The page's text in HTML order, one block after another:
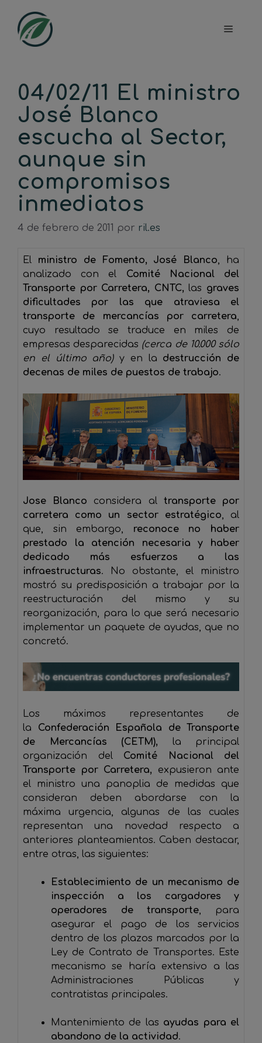
contenido
Menú
04/02/11 El ministro
José Blanco
escucha al Sector,
aunque sin
compromisos
inmediatos
4 de febrero de 2011 por ril.es
El ministro de Fomento, José Blanco, ha
analizado con el Comité Nacional del
Transporte por Carretera, CNTC, las graves
dificultades por las que atraviesa el
transporte de mercancías por carretera,
cuyo resultado se traduce en miles de
empresas desparecidas (cerca de 10.000 sólo
en el último año)y en la destrucción de
decenas de miles de puestos de trabajo.
Jose Blanco considera al transporte por
carretera como un sector estratégico, al
que, sin embargo, reconoce no haber
prestado la atención necesaria y haber
dedicado más esfuerzos a las
infraestructuras. No obstante, el ministro
mostró su predisposición a trabajar por la
reestructuración del mismo y su
reorganización, para lo que será necesario
implementar un paquete de ayudas, que no
concretó.
Los máximos representantes de
la Confederación Española de Transporte
de Mercancías (CETM), la principal
organización del Comité Nacional del
Transporte por Carretera, expusieron ante
el ministro una panoplia de medidas que
consideran deben abordarse con la
máxima urgencia, algunas de las cuales
representan una novedad respecto a
anteriores planteamientos. Caben destacar,
entre otras, las siguientes:
Establecimiento de un mecanismo de
inspección a los cargadores y
operadores de transporte, para
asegurar el pago de los servicios
dentro de los plazos marcados por la
Ley de Contrato de Transportes. Este
mecanismo se haría extensivo a las
Administraciones Públicas y
contratistas principales.
Mantenimiento de las ayudas para el
abandono de la actividad.